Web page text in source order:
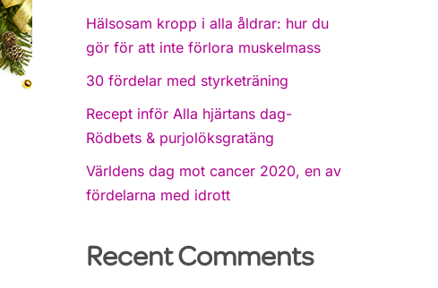
Hälsosam kropp i alla åldrar: hur du
gör för att inte förlora muskelmass
30 fördelar med styrketräning
Recept inför Alla hjärtans dag-
Rödbets & purjolöksgratäng
Världens dag mot cancer 2020, en av
fördelarna med idrott
Recent Comments